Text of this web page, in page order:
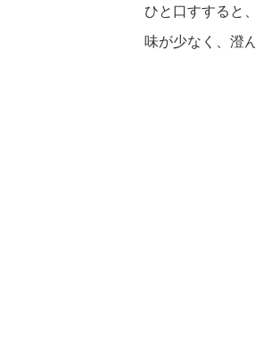
ひと口すすると、
味が少なく、澄